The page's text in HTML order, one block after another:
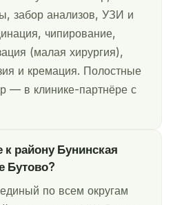
забор анализов, УЗИ и
чипирование,
(малая хирургия),
и кремация. Полостные
— в клинике-партнёре с
району Бунинская
Бутово?
по всем округам